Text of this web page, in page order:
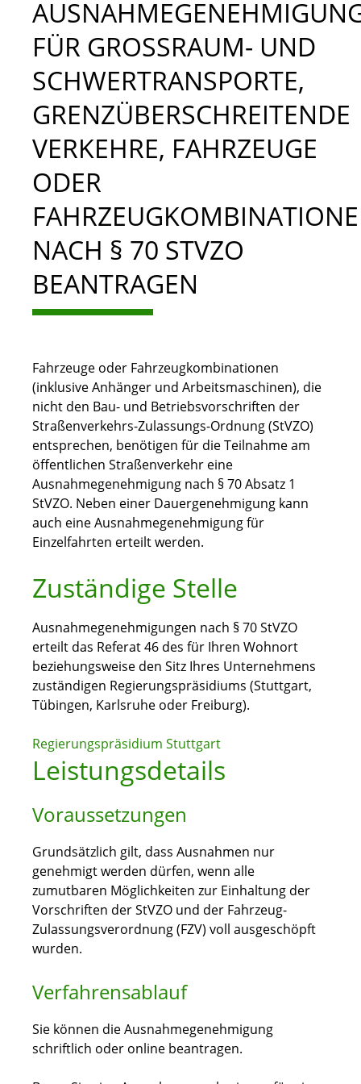
FÜR GROSSRAUM- UND S
CHWERTRANSPORTE, G
RENZÜBERSCHREITENDE V
ERKEHRE, FAHRZEUGE O
DER F
AHRZEUGKOMBINATIONEN
ACH § 70 STVZO B
EANTRAGEN
Fahrzeuge oder Fahrzeugkombinationen
(inklusive Anhänger und Arbeitsmaschinen), die
nicht den Bau- und Betriebsvorschriften der
Straßenverkehrs-Zulassungs-Ordnung (StVZO)
entsprechen, benötigen für die Teilnahme am
öffentlichen Straßenverkehr eine
Ausnahmegenehmigung nach § 70 Absatz 1
StVZO. Neben einer Dauergenehmigung kann
auch eine Ausnahmegenehmigung für
Einzelfahrten erteilt werden.
Zuständige Stelle
Ausnahmegenehmigungen nach § 70 StVZO
erteilt das Referat 46 des für Ihren Wohnort
beziehungsweise den Sitz Ihres Unternehmens
zuständigen Regierungspräsidiums (Stuttgart,
Tübingen, Karlsruhe oder Freiburg).
Regierungspräsidium Stuttgart
Leistungsdetails
Voraussetzungen
Grundsätzlich gilt, dass Ausnahmen nur
genehmigt werden dürfen, wenn alle
zumutbaren Möglichkeiten zur Einhaltung der
Vorschriften der StVZO und der Fahrzeug-
Zulassungsverordnung (FZV) voll ausgeschöpft
wurden.
Verfahrensablauf
Sie können die Ausnahmegenehmigung
schriftlich oder online beantragen.